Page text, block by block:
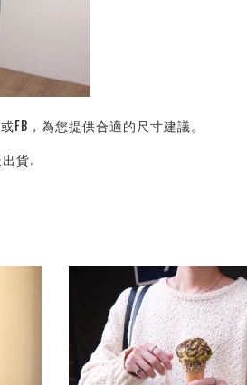
FB，為您提供合適的尺寸建議。
貨.